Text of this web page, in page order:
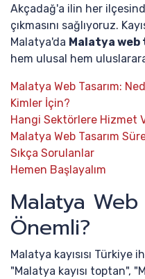
Akçadağ'a ilin her
çıkmasını sağlıyoruz.
Malatya'da Malatya web
hem ulusal hem
Malatya Web Tasarım:
Kimler İçin?
Hangi Sektörlere Hizmet
Malatya Web Tasarım
Sıkça Sorulanlar
Hemen Başlayalım
Malatya Web
Önemli?
Malatya kayısısı Türkiye
"Malatya kayısı toptan",